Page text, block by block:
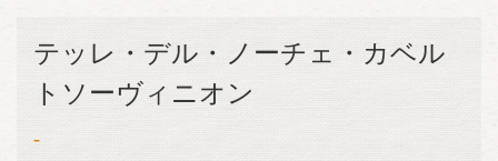
テッレ・デル・ノーチェ・カベル
トソーヴィニオン
-